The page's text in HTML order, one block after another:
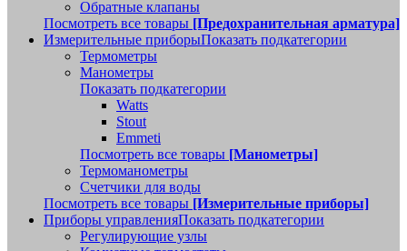
Обратные клапаны
Посмотреть все товары [Предохранительная арматура]
Измерительные приборыПоказать подкатегории
Термометры
Манометры
Показать подкатегории
Watts
Stout
Emmeti
Посмотреть все товары [Манометры]
Термоманометры
Счетчики для воды
Посмотреть все товары [Измерительные приборы]
Приборы управленияПоказать подкатегории
Регулирующие узлы